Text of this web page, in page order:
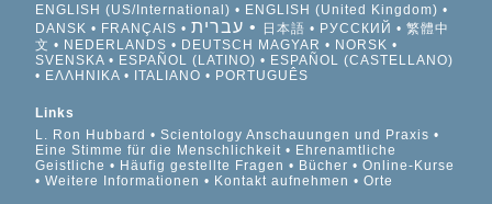
ENGLISH (US/International)
ENGLISH (United Kingdom)
DANSK
FRANÇAIS עברית 日本語 РУССКИЙ
繁體中
文
NEDERLANDS DEUTSCH MAGYAR
NORSK
SVENSKA
ESPAÑOL (LATINO)
ESPAÑOL (CASTELLANO)
ΕΛΛΗΝΙΚA
ITALIANO PORTUGUÊS
Links
L. Ron Hubbard
Scientology Anschauungen und Praxis
Eine Stimme für die Menschlichkeit
Ehrenamtliche
Geistliche
Häufig gestellte Fragen Bücher
Online-Kurse
Weitere Informationen
Kontakt aufnehmen Orte